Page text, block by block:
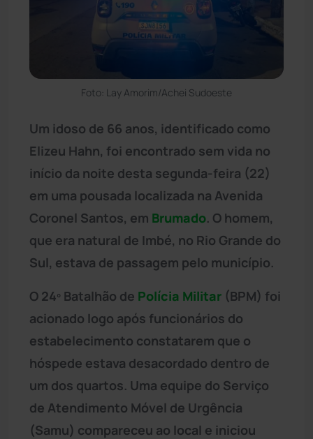
Foto: Lay Amorim/Achei Sudoeste
Um idoso de 66 anos, identificado como
Elizeu Hahn, foi encontrado sem vida no
início da noite desta segunda-feira (22)
em uma pousada localizada na Avenida
Coronel Santos, em Brumado. O homem,
que era natural de Imbé, no Rio Grande do
Sul, estava de passagem pelo município.
O 24º Batalhão de Polícia Militar (BPM) foi
acionado logo após funcionários do
estabelecimento constatarem que o
hóspede estava desacordado dentro de
um dos quartos. Uma equipe do Serviço
de Atendimento Móvel de Urgência
(Samu) compareceu ao local e iniciou